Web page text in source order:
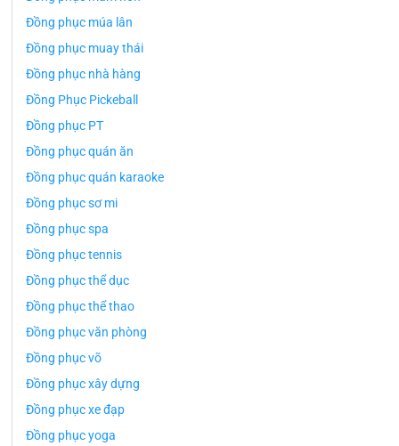
Đồng phục múa lân
Đồng phục muay thái
Đồng phục nhà hàng
Đồng Phục Pickeball
Đồng phục PT
Đồng phục quán ăn
Đồng phục quán karaoke
Đồng phục sơ mi
Đồng phục spa
Đồng phục tennis
Đồng phục thể dục
Đồng phục thể thao
Đồng phục văn phòng
Đồng phục võ
Đồng phục xây dựng
Đồng phục xe đạp
Đồng phục yoga